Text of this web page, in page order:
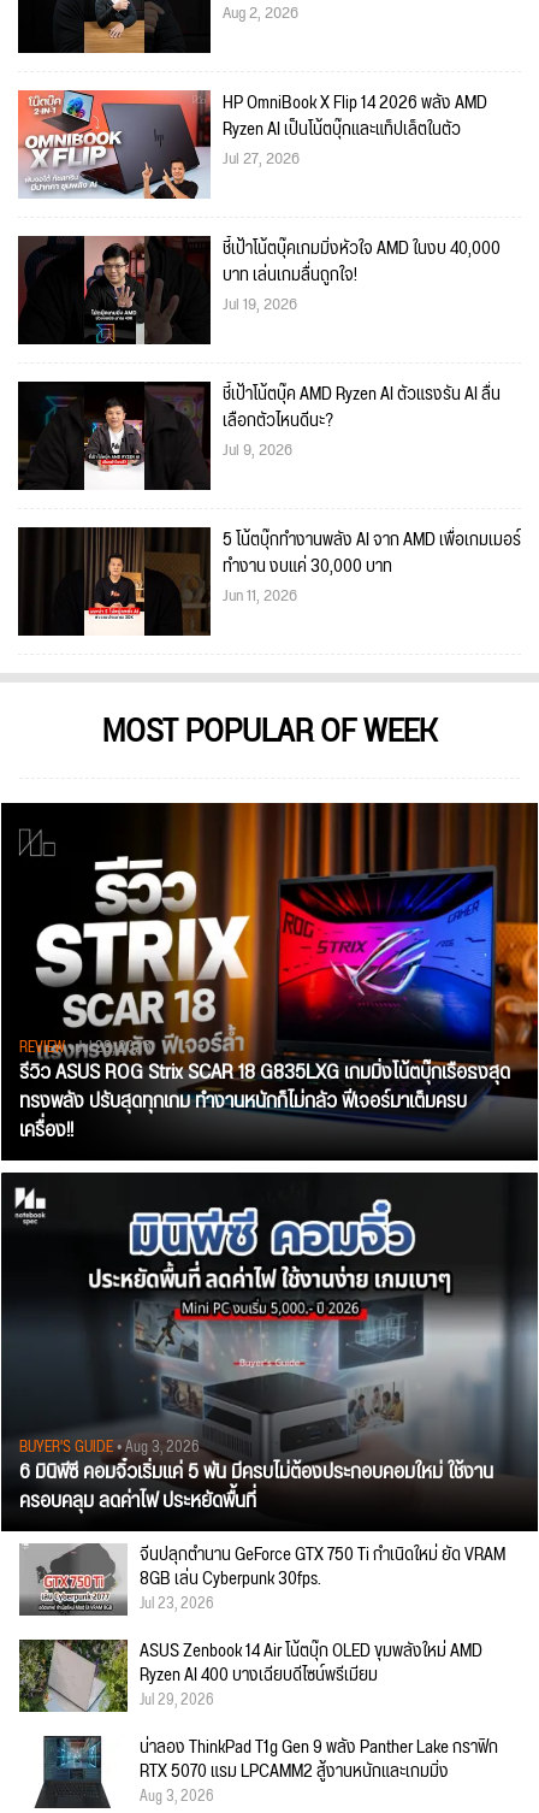
Aug 2, 2026
HP OmniBook X Flip 14 2026 พลัง AMD
Ryzen AI เป็นโน้ตบุ๊กและแท็ปเล็ตในตัว
Jul 27, 2026
ชี้เป้าโน้ตบุ๊คเกมมิ่งหัวใจ AMD ในงบ 40,000
บาท เล่นเกมลื่นถูกใจ!
Jul 19, 2026
ชี้เป้าโน้ตบุ๊ค AMD Ryzen AI ตัวแรงรัน AI ลื่น
เลือกตัวไหนดีนะ?
Jul 9, 2026
5 โน้ตบุ๊กทำงานพลัง AI จาก AMD เพื่อเกมเมอร์
ทำงาน งบแค่ 30,000 บาท
Jun 11, 2026
MOST POPULAR OF WEEK
REVIEW• Jul 28, 2026
รีวิว ASUS ROG Strix SCAR 18 G835LXG เกมมิ่งโน้ตบุ๊กเรือธงสุด
ทรงพลัง ปรับสุดทุกเกม ทำงานหนักก็ไม่กลัว ฟีเจอร์มาเต็มครบ
เครื่อง!!
BUYER'S GUIDE• Aug 3, 2026
6 มินิพีซี คอมจิ๋วเริ่มแค่ 5 พัน มีครบไม่ต้องประกอบคอมใหม่ ใช้งาน
ครอบคลุม ลดค่าไฟ ประหยัดพื้นที่
จีนปลุกตำนาน GeForce GTX 750 Ti กำเนิดใหม่ ยัด VRAM
8GB เล่น Cyberpunk 30fps.
Jul 23, 2026
ASUS Zenbook 14 Air โน้ตบุ๊ก OLED ขุมพลังใหม่ AMD
Ryzen AI 400 บางเฉียบดีไซน์พรีเมียม
Jul 29, 2026
น่าลอง ThinkPad T1g Gen 9 พลัง Panther Lake กราฟิก
RTX 5070 แรม LPCAMM2 สู้งานหนักและเกมมิ่ง
Aug 3, 2026